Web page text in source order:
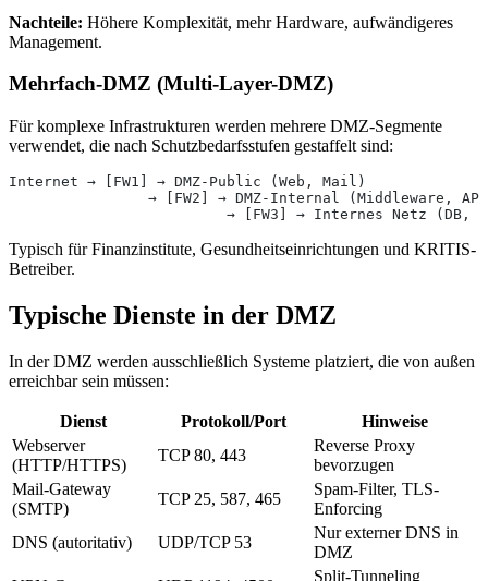
Nachteile: Höhere Komplexität, mehr Hardware, aufwändigeres
Management.
Mehrfach-DMZ (Multi-Layer-DMZ)
Für komplexe Infrastrukturen werden mehrere DMZ-Segmente
verwendet, die nach Schutzbedarfsstufen gestaffelt sind:
Internet → [FW1] → DMZ-Public (Web, Mail)
→ [FW2] → DMZ-Internal (Middleware,
→ [FW3] → Internes Netz (DB,
Typisch für Finanzinstitute, Gesundheitseinrichtungen und KRITIS-
Betreiber.
Typische Dienste in der DMZ
In der DMZ werden ausschließlich Systeme platziert, die von außen
erreichbar sein müssen:
Dienst Protokoll/Port
Hinweise
Webserver
(HTTP/HTTPS)
TCP 80, 443
Reverse Proxy
bevorzugen
Mail-Gateway
(SMTP)
TCP 25, 587, 465
Spam-Filter, TLS-
Enforcing
DNS (autoritativ)
UDP/TCP 53
Nur externer DNS in
DMZ
Split-Tunneling